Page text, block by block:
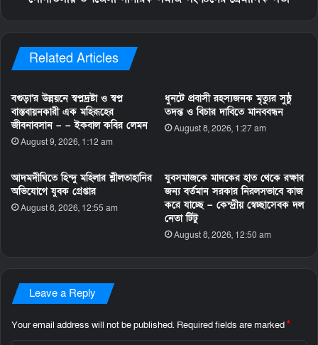
Related Articles
বগুড়া’র উন্নয়নে স্বপ্নদ্রষ্টা ও স্বপ্ন
বাস্তবায়নকারী এক মহিরূহের
জীবনাবসান – – ইকবাল কবির লেমন
August 9, 2026, 1:12 am
ধুনটে প্রবাসী রহস্যজনক মৃত্যুর সুষ্ঠু
তদন্ত ও বিচার দাবিতে মানববন্ধন
August 8, 2026, 1:27 am
আদমদীঘিতে হিন্দু মহিলার শ্লীলতাহানির
অভিযোগে যুবক গ্রেপ্তার
August 8, 2026, 12:55 am
যুবসমাজকে মাদকের হাত থেকে রক্ষার
জন্য বর্তমান সরকার নিরলসভাবে কাজ
করে যাচ্ছে – কেন্দ্রীয় স্বেচ্ছাসেবক দল
নেতা টিটু
August 8, 2026, 12:50 am
Leave a Reply
Your email address will not be published. Required fields are marked*